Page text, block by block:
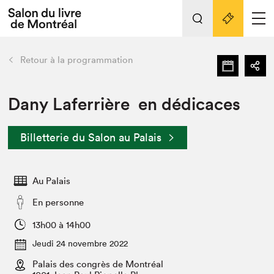
Espace médias
Espace exposant⋅e⋅s
Tout sur l'édition 2022
Actualités
Vidéos et Balados
Club de lecture Braindate
retour Nos activités
Édition 2022
Nous connaître
Projets partenaires 2022
Archives
Liens pratiques
Retour à la programmation
Dany Laferrière en dédicaces
Billetterie du Salon au Palais
Au Palais
En personne
13h00 à 14h00
Jeudi 24 novembre 2022
Palais des congrès de Montréal